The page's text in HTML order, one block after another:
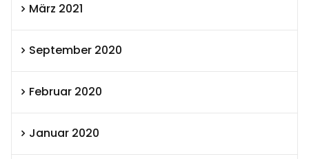
März 2021
September 2020
Februar 2020
Januar 2020